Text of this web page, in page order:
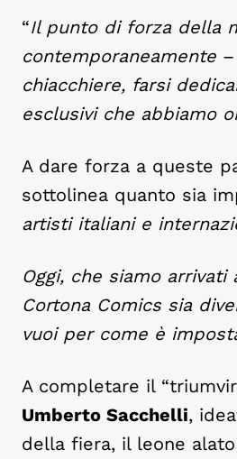
“Il punto di forza della
contemporaneamente
chiacchiere, farsi
esclusivi che abbiamo
A dare forza a queste
sottolinea quanto sia
artisti italiani e
Oggi, che siamo
Cortona Comics sia
vuoi per come è
A completare il
Umberto Sacchelli,
della fiera, il leone alato